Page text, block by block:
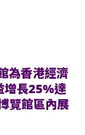
為香港經濟
長25%達
覽館區內展